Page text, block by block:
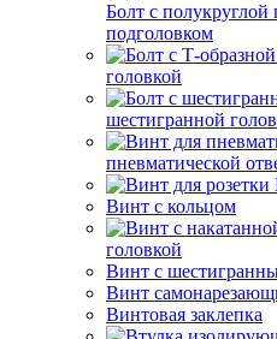
Болт с
подголовком
головкой
шестигранной
пневматической
Винт с кольцом
головкой
Винт с
Винт
Винтовая заклепка